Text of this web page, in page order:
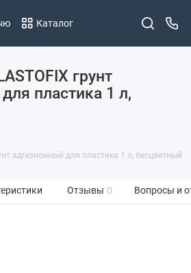
Каталог
грунт
пластика 1 л,
адгезионный для пластика 1 л, бесцветный
Отзывы 0 Вопросы и